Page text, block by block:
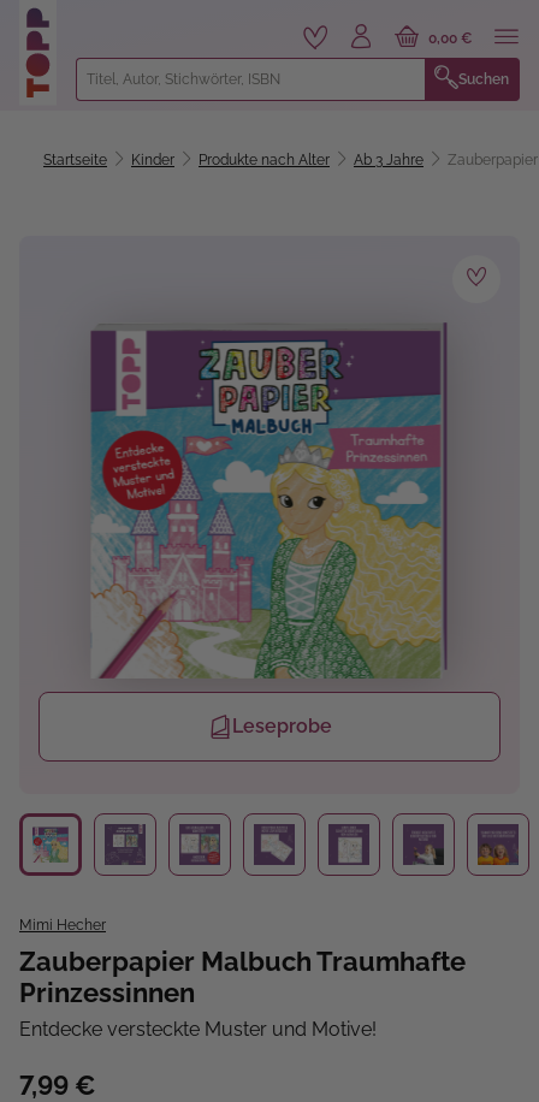
springen
Suchen
0,00 €
Startseite Kinder Produkte nach Alter Ab 3 Jahre
Leseprobe
Mimi Hecher
Zauberpapier Malbuch Traumhafte
Prinzessinnen
Entdecke versteckte Muster und Motive!
7,99 €